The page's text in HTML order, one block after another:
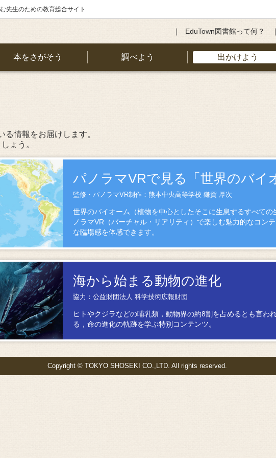
先生のための教育総合サイト
EduTown図書館って何？
本をさがそう 調べよう 出かけよう
情報をお届けします。
ょう。
パノラマVRで見る「世界のバイ
監修・パノラマVR制作：熊本中央高等学校 鎌賀 厚次
世界のバイオーム（植物を中心としたそこに生息するすべての
ノラマVR（バーチャル・リアリティ）で楽しむ魅力的なコン
な臨場感を体感できます。
海から始まる動物の進化
協力：公益財団法人 科学技術広報財団
ヒトやクジラなどの哺乳類，動物界の約8割を占めるとも言わ
る，命の進化の軌跡を学ぶ特別コンテンツ。
Copyright © TOKYO SHOSEKI CO.,LTD. All rights reserved.